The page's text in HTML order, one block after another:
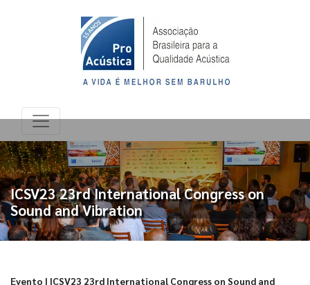
ICSV23 23rd International Congress on
Sound and Vibration
Evento | ICSV23 23rd International Congress on Sound and